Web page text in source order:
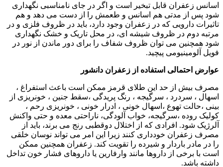
اسانس زعفران قابل تبخیر است و اگر در جای نامناسبی نگهداری
شود پس از مدتی هم اسانس و طعمش را از دست می دهد و هم
تاثیرات دارویی که در زعفران وجود دارد، باید در ظروف فلزی و در
مرتبه دوم در ظروف شیشه ای، در محل تاریک و خشک نگهداری
شود همچنین می توان ظروف شفاف را برای دور ماندن از نور در
فویل آلومینیومی پیچید.
عوارض احتمالی استفاده از زعفران دانشور
مصرف بیش از حد این طلای قرمز ممکن است باعث استفراغ ،
اسهال ، سردرد ، سرگیجه ، رنگ پریدگی ،سقط جنین ، خونریزی از
بینی ،حالت تهوع ،اسهال خونی ، ادرار خونی ، خونریزی رحم ،
کولیک روده ،سرگیجه، خواب آلودگی، ناراحتی معده و حتی واکنش
آلرژیک شود. افرادی که از اختلال دوقطبی رنج می برند، باید از
مصرف زعفران خودداری کنند زیرا این امر می تواند نوسان خلقی
را در مادر باردار و شیرده را تقویت کند. زعفران همچنین ممکن
است با برخی از داروها مانند وارفارین یا داروهای فشار خون تداخل
داشته باشد.